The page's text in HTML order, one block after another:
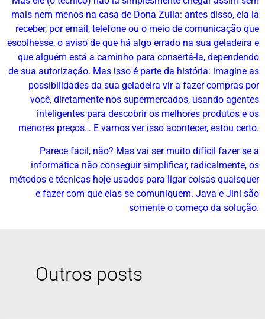
mais nem menos na casa de Dona Zuila: antes disso, ela ia
receber, por email, telefone ou o meio de comunicação que
escolhesse, o aviso de que há algo errado na sua geladeira e
que alguém está a caminho para consertá-la, dependendo
de sua autorização. Mas isso é parte da história: imagine as
possibilidades da sua geladeira vir a fazer compras por
você, diretamente nos supermercados, usando agentes
inteligentes para descobrir os melhores produtos e os
menores preços… E vamos ver isso acontecer, estou certo.
Parece fácil, não? Mas vai ser muito difícil fazer se a
informática não conseguir simplificar, radicalmente, os
métodos e técnicas hoje usados para ligar coisas quaisquer
e fazer com que elas se comuniquem. Java e Jini são
somente o começo da solução.
Outros posts